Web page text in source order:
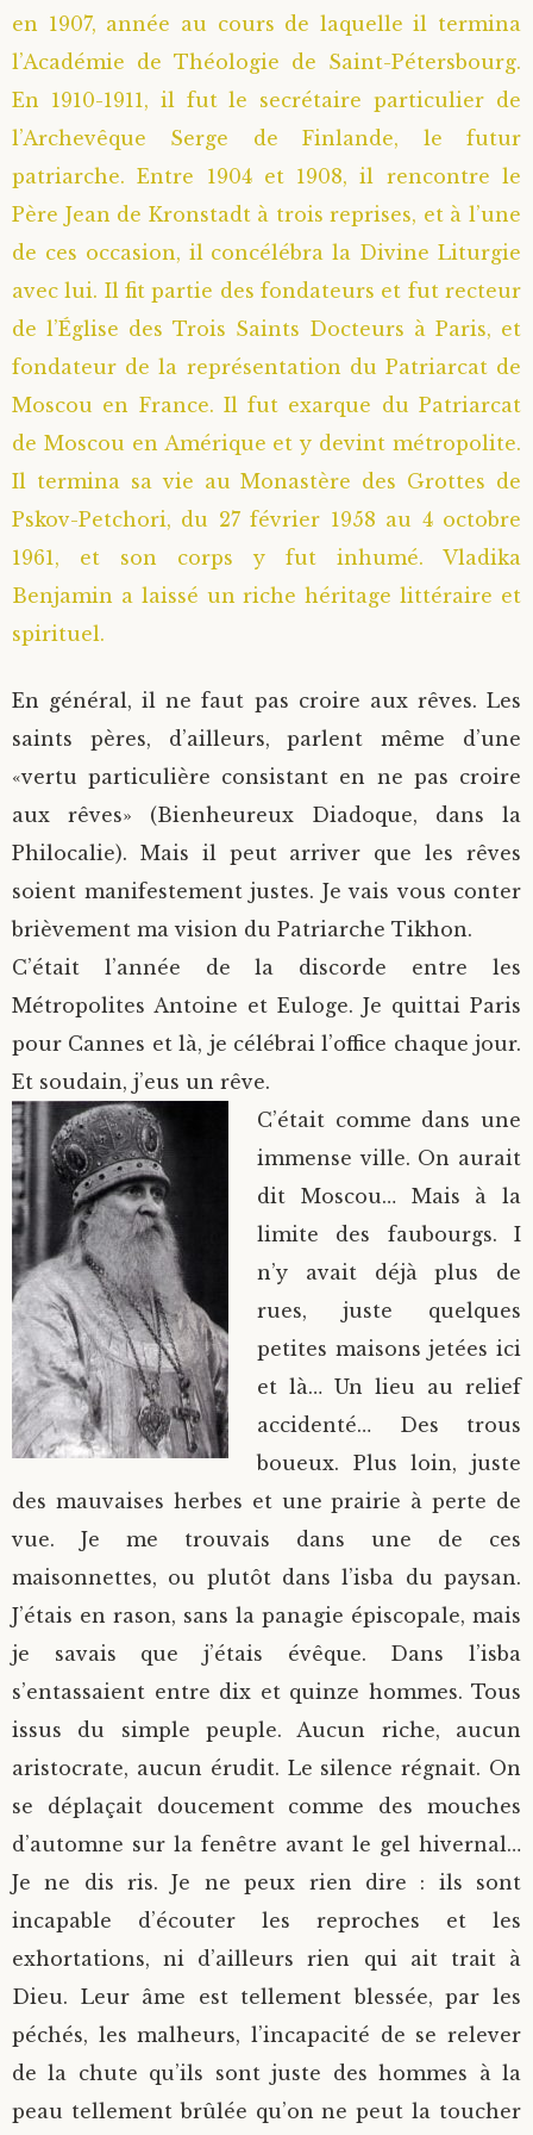
Saint Sophrony l’Athonite
Sainte Xenia
Sainte Matrone de Moscou
Staritsa Marie Makovkine
Natalia de Vyritsa
Staritsa Anastasia
Archimandrite Lazare (Abachidzé)
Geronda Arsenios le Spiléote
Gerondissa Makrina (Vassopoulou)
Archimandrite Nathanaël (Pospelov)
Père Héliodore
en 1907, année au cours de laquelle il termina
l’Académie de Théologie de Saint-Pétersbourg.
En 1910-1911, il fut le secrétaire particulier de
l’Archevêque Serge de Finlande, le futur
patriarche. Entre 1904 et 1908, il rencontre le
Père Jean de Kronstadt à trois reprises, et à l’une
de ces occasion, il concélébra la Divine Liturgie
avec lui. Il fit partie des fondateurs et fut recteur
de l’Église des Trois Saints Docteurs à Paris, et
fondateur de la représentation du Patriarcat de
Moscou en France. Il fut exarque du Patriarcat
de Moscou en Amérique et y devint métropolite.
Il termina sa vie au Monastère des Grottes de
Pskov-Petchori, du 27 février 1958 au 4 octobre
1961, et son corps y fut inhumé. Vladika
Benjamin a laissé un riche héritage littéraire et
spirituel.
En général, il ne faut pas croire aux rêves. Les
saints pères, d’ailleurs, parlent même d’une
«vertu particulière consistant en ne pas croire
aux rêves» (Bienheureux Diadoque, dans la
Philocalie). Mais il peut arriver que les rêves
soient manifestement justes. Je vais vous conter
brièvement ma vision du Patriarche Tikhon.
C’était l’année de la discorde entre les
Métropolites Antoine et Euloge. Je quittai Paris
pour Cannes et là, je célébrai l’office chaque jour.
Et soudain, j’eus un rêve.
C’était comme dans une
immense ville. On aurait
dit Moscou… Mais à la
limite des faubourgs. I
n’y avait déjà plus de
rues, juste quelques
petites maisons jetées ici
et là… Un lieu au relief
accidenté… Des trous
boueux. Plus loin, juste
des mauvaises herbes et une prairie à perte de
vue. Je me trouvais dans une de ces
maisonnettes, ou plutôt dans l’isba du paysan.
J’étais en rason, sans la panagie épiscopale, mais
je savais que j’étais évêque. Dans l’isba
s’entassaient entre dix et quinze hommes. Tous
issus du simple peuple. Aucun riche, aucun
aristocrate, aucun érudit. Le silence régnait. On
se déplaçait doucement comme des mouches
d’automne sur la fenêtre avant le gel hivernal…
Je ne dis ris. Je ne peux rien dire : ils sont
incapable d’écouter les reproches et les
exhortations, ni d’ailleurs rien qui ait trait à
Dieu. Leur âme est tellement blessée, par les
péchés, les malheurs, l’incapacité de se relever
de la chute qu’ils sont juste des hommes à la
peau tellement brûlée qu’on ne peut la toucher